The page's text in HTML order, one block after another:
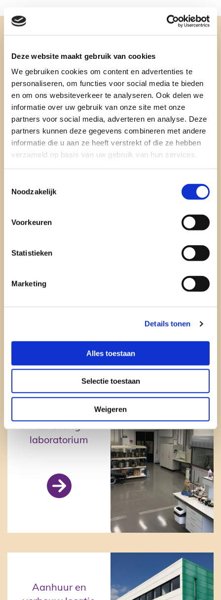
Deze website maakt gebruik van cookies
We gebruiken cookies om content en advertenties te
personaliseren, om functies voor social media te bieden
en om ons websiteverkeer te analyseren. Ook delen we
informatie over uw gebruik van onze site met onze
partners voor social media, adverteren en analyse. Deze
partners kunnen deze gegevens combineren met andere
informatie die u aan ze heeft verstrekt of die ze hebben
verzameld op basis van uw gebruik van hun services.
Noodzakelijk
Voorkeuren
Statistieken
Marketing
Details tonen
Alles toestaan
Selectie toestaan
Weigeren
Teamleider
Facilitair locaties
Gouda en Worden
mboRijnland (via VPM)

Teamleider
Lammen-schans
Inrichting
laboratorium

Aanhuur en